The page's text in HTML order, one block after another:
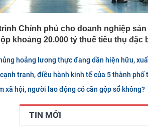
Chính phủ cho doanh nghiệp
khoảng 20.000 tỷ thuế tiêu thụ đặc
hoảng lương thực đang dần hiện hữu,
tranh, điều hành kinh tế của 5 thành
xã hội, người lao động có cần gộp sổ không?
TIN MỚI